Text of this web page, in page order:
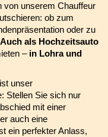
von unserem Chauffeur
ob zum
oder zu
Auch als Hochzeitsauto
– in Lohra und
unser
Stellen Sie sich nur
mit einer
auch eine
ein perfekter Anlass,